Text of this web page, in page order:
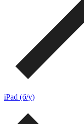
iPad (б/у)